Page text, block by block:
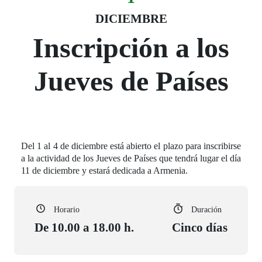
Fecha del evento
DICIEMBRE
01 diciembre
Inscripción a los
Jueves de Países
Del 1 al 4 de diciembre está abierto el plazo para inscribirse
a la actividad de los Jueves de Países que tendrá lugar el día
11 de diciembre y estará dedicada a Armenia.
Horario
De 10.00 a 18.00 h.
Duración
Cinco días